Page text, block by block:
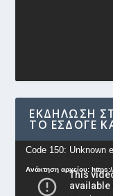
ΕΚΔΉΛΩΣΗ
ΤΟ ΕΣΔΟΓΕ
Πρόγραμμα
Αναπαραγωγής
Βίντεο
Code 150: Unknown
Ανάκτηση αρχείου: